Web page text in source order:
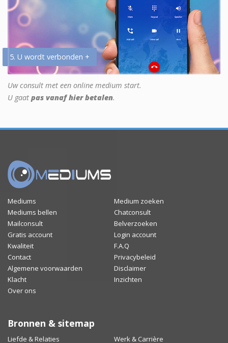
5. U wordt verbonden +
Uw consult met een online medium start.
U gaat pas vanaf hier betalen.
Mediums
Medium zoeken
Mediums bellen
Chatconsult
Mailconsult
Belverzoeken
Gratis account
Login account
Kwaliteit
F.A.Q
Contact
Privacybeleid
Algemene voorwaarden
Disclaimer
Klacht
Inzichten
Over ons
Bronnen & sitemap
Liefde & Relaties Werk & Carrière